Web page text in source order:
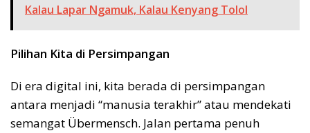
Kalau Lapar Ngamuk, Kalau Kenyang Tolol
Pilihan Kita di Persimpangan
Di era digital ini, kita berada di persimpangan
antara menjadi “manusia terakhir” atau mendekati
semangat Übermensch. Jalan pertama penuh